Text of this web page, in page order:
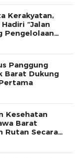
Kerakyatan,
“Jalan
Pengelolaan
Suntuk”
Panggung
Barat Dukung
Kesehatan
Barat
Rutan Secara